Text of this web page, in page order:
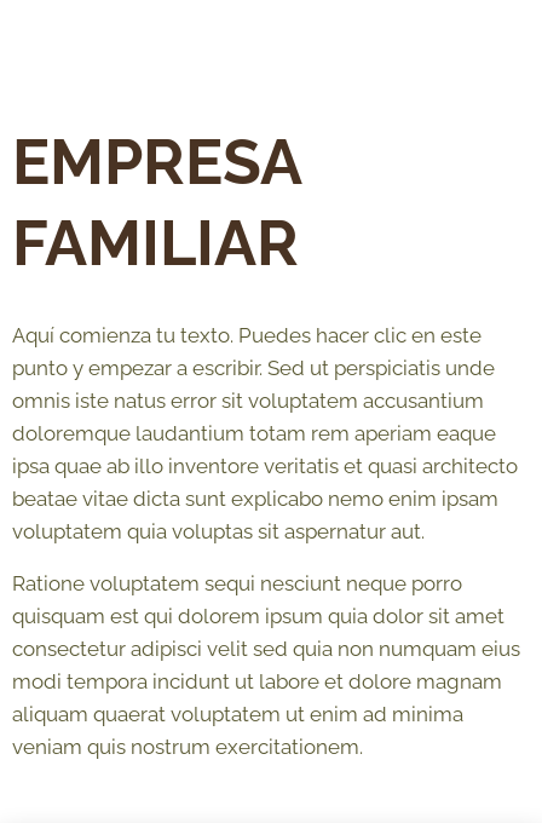
EMPRESA
FAMILIAR
Aquí comienza tu texto. Puedes hacer clic en este
punto y empezar a escribir. Sed ut perspiciatis unde
omnis iste natus error sit voluptatem accusantium
doloremque laudantium totam rem aperiam eaque
ipsa quae ab illo inventore veritatis et quasi architecto
beatae vitae dicta sunt explicabo nemo enim ipsam
voluptatem quia voluptas sit aspernatur aut.
Ratione voluptatem sequi nesciunt neque porro
quisquam est qui dolorem ipsum quia dolor sit amet
consectetur adipisci velit sed quia non numquam eius
modi tempora incidunt ut labore et dolore magnam
aliquam quaerat voluptatem ut enim ad minima
veniam quis nostrum exercitationem.